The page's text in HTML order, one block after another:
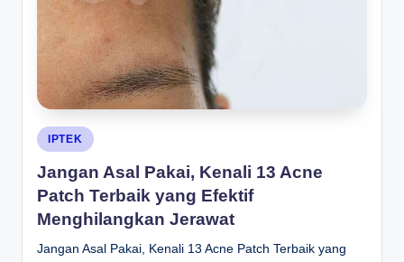
Posted
in
IPTEK
Jangan Asal Pakai, Kenali 13 Acne
Patch Terbaik yang Efektif
Menghilangkan Jerawat
Jangan Asal Pakai, Kenali 13 Acne Patch Terbaik yang